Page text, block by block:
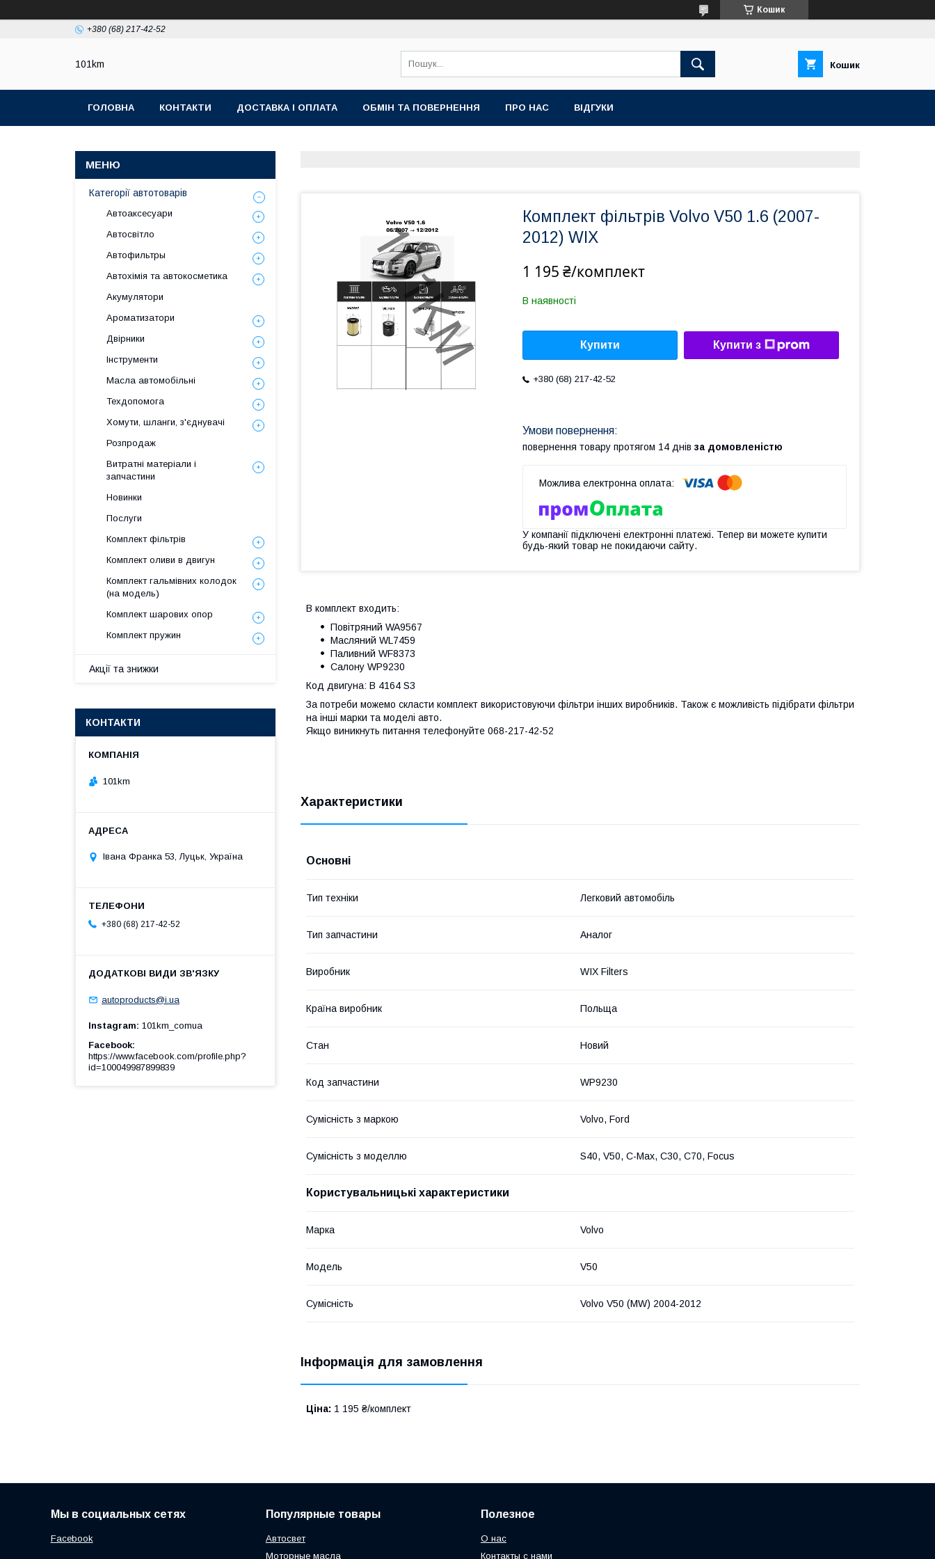
Кошик
+380 (68) 217-42-52
101km Кошик
ГОЛОВНА КОНТАКТИ ДОСТАВКА І ОПЛАТА ОБМІН ТА ПОВЕРНЕННЯ ПРО НАС ВІДГУКИ
Комплект фільтрів Volvo V50 1.6 (2007-
2012) WIX
1 195 ₴/комплект
В наявності
Купити Купити з
+380 (68) 217-42-52
повернення товару протягом 14 днів за домовленістю
У компанії підключені електронні платежі. Тепер ви можете купити
будь-який товар не покидаючи сайту.
В комплект входить:
Повітряний WA9567
Масляний WL7459
Паливний WF8373
Салону WP9230
Код двигуна: B 4164 S3
За потреби можемо скласти комплект використовуючи фільтри інших виробників. Також є можливість підібрати фільтри
на інші марки та моделі авто.
Якщо виникнуть питання телефонуйте 068-217-42-52
Характеристики
Основні
Тип техніки Легковий автомобіль
Тип запчастини Аналог
Виробник WIX Filters
Країна виробник Польща
Стан Новий
Код запчастини WP9230
Сумісність з маркою Volvo, Ford
Сумісність з моделлю S40, V50, C-Max, C30, C70, Focus
Користувальницькі характеристики
Марка Volvo
Модель V50
Сумісність Volvo V50 (MW) 2004-2012
Інформація для замовлення
Ціна: 1 195 ₴/комплект
Категорії автотоварів
Автоаксесуари
Автосвітло
Автофильтры
Автохімія та автокосметика
Акумулятори
Ароматизатори
Двірники
Інструменти
Масла автомобільні
Техдопомога
Хомути, шланги, з'єднувачі
Розпродаж
Витратні матеріали і
запчастини
Новинки
Послуги
Комплект фільтрів
Комплект оливи в двигун
Комплект гальмівних колодок
(на модель)
Комплект шарових опор
Комплект пружин
Акції та знижки
КОНТАКТИ
101km
Івана Франка 53, Луцьк, Україна
+380 (68) 217-42-52
autoproducts@i.ua
Instagram 101km_comua
Facebook
https://www.facebook.com/profile.php?
id=100049987899839
Мы в социальных сетях
Facebook
Популярные товары
Автосвет
Моторные масла
Полезное
О нас
Контакты с нами